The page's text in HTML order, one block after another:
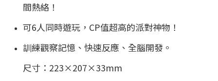
間熱絡！
可6人同時遊玩，CP值超高的派對神物！
訓練觀察記憶、快速反應、全腦開發。
尺寸：223×207×33mm